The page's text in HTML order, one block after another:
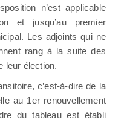
n’est applicable
et jusqu’au premier
Les adjoints qui ne
rang à la suite des
leur élection.
c’est-à-dire de la
au 1er renouvellement
du tableau est établi